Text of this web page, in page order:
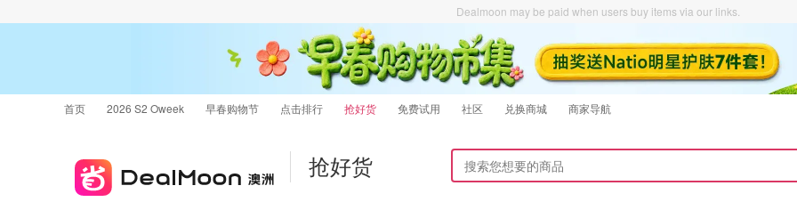
Dealmoon may be paid when users buy items via our links.
首页 2026 S2 Oweek 早春购物节 点击排行 抢好货 免费试用 社区 兑换商城 商家导航
抢好货